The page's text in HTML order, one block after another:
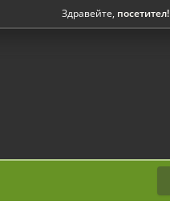
Здравейте, посетител!